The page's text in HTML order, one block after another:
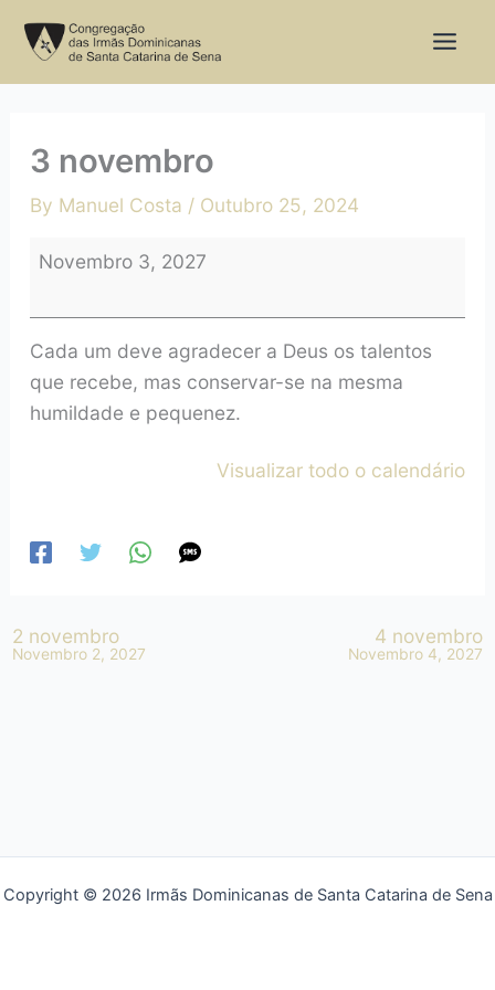
3 novembro
By Manuel Costa / Outubro 25, 2024
novembro
Novembro 3, 2027
Cada um deve agradecer a Deus os talentos
que recebe, mas conservar-se na mesma
humildade e pequenez.
Visualizar todo o calendário
2 novembro
Novembro 2, 2027
4 novembro
Novembro 4, 2027
Copyright © 2026 Irmãs Dominicanas de Santa Catarina de Sena